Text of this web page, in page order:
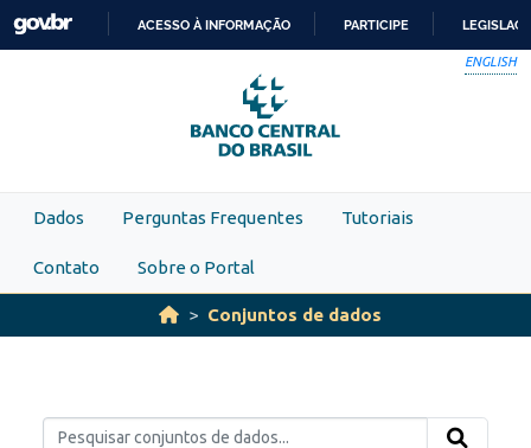
Skip to main content
PARA
O
CONTEÚDO
ACESSO À INFORMAÇÃO PARTICIPE
ENGLISH
Dados Perguntas Frequentes Tutoriais
Contato Sobre o Portal
Conjuntos de dados